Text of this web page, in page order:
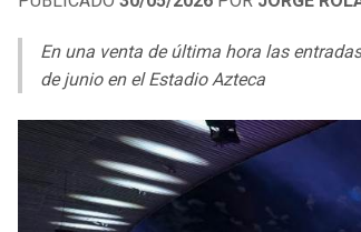
En una venta de última hora las
de junio en el Estadio Azteca